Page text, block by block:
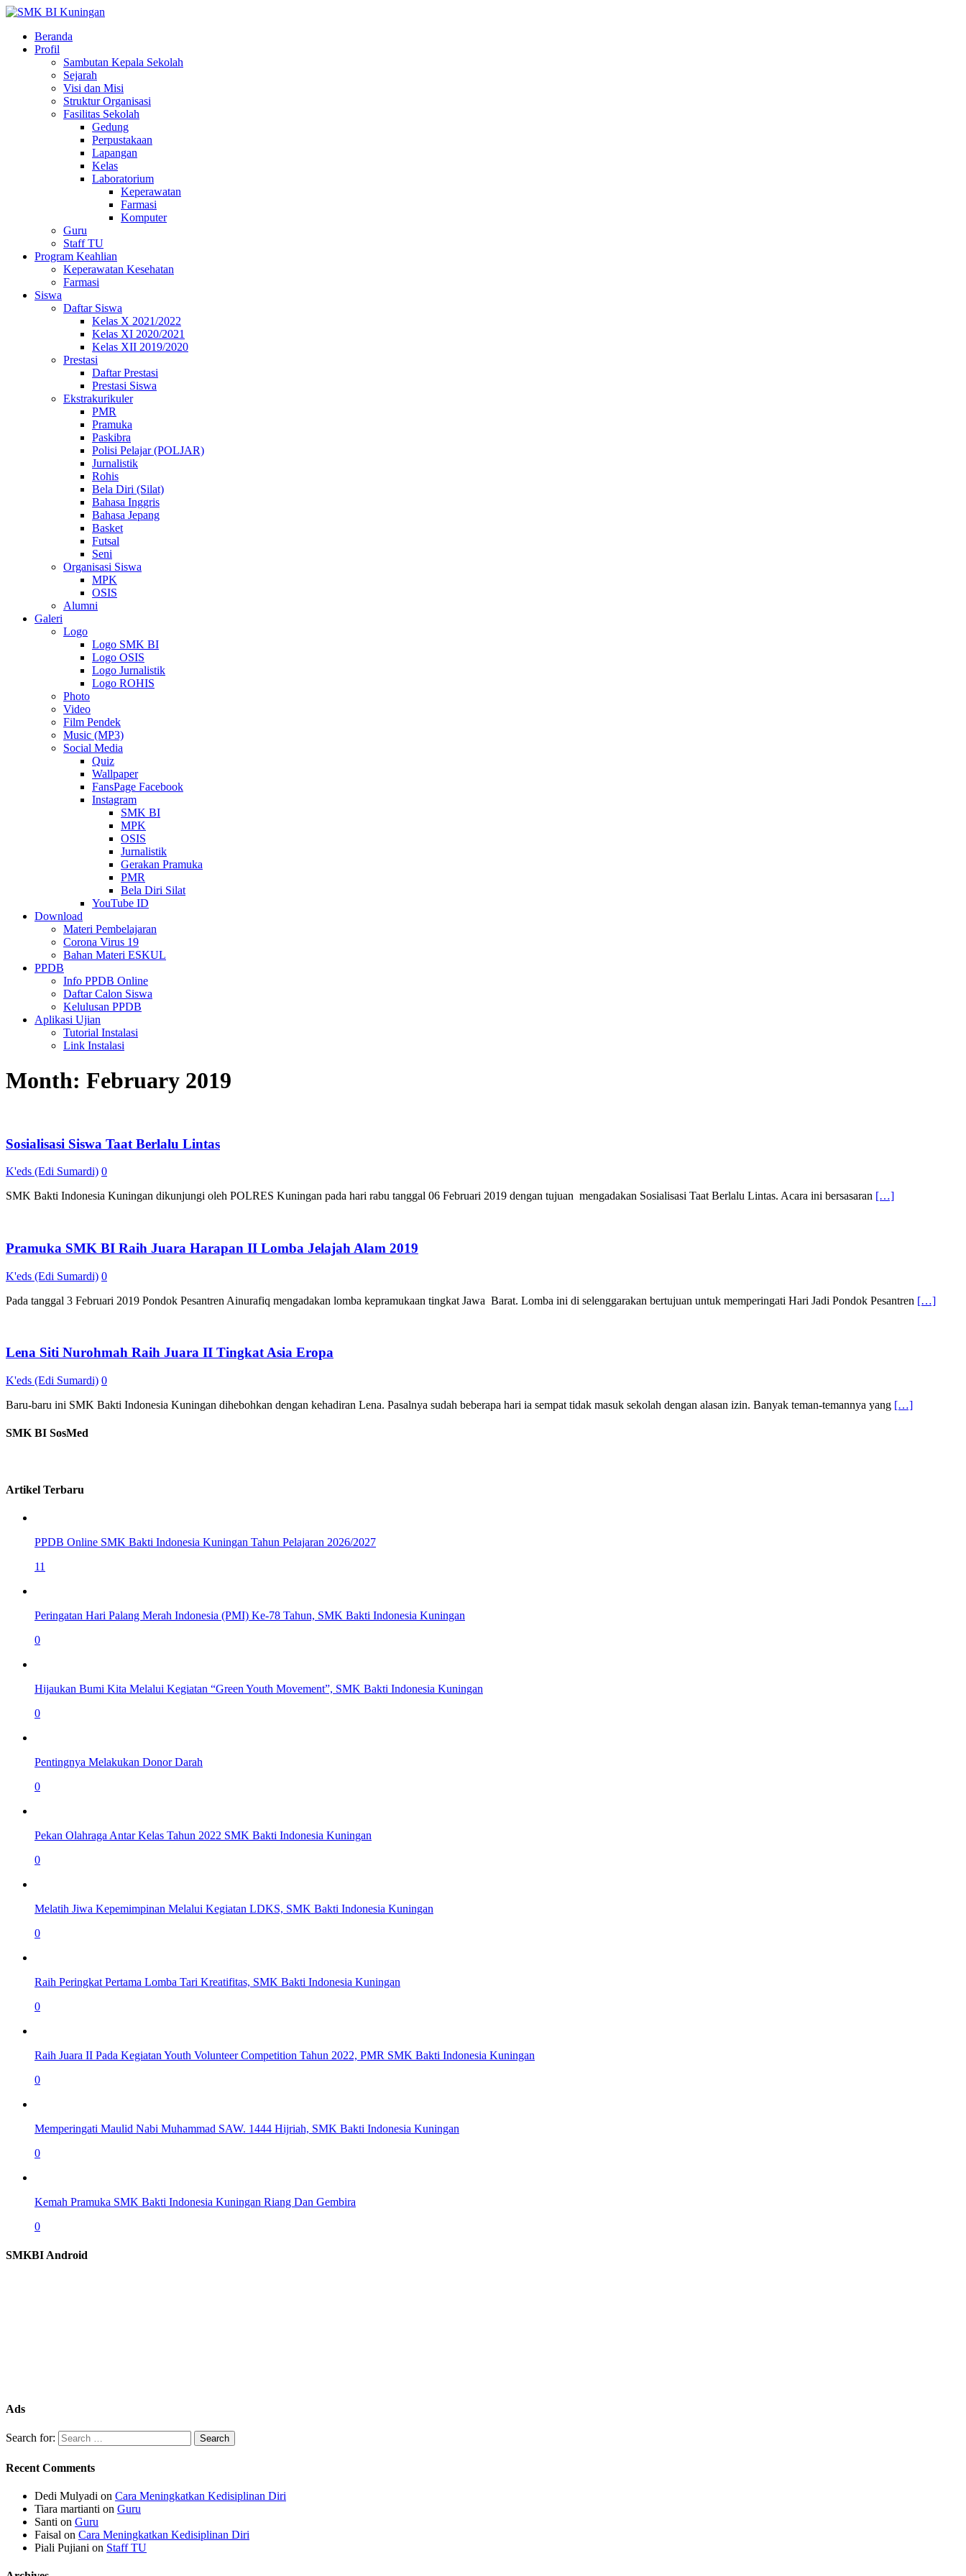
Beranda
Profil
Sambutan Kepala Sekolah
Sejarah
Visi dan Misi
Struktur Organisasi
Fasilitas Sekolah
Gedung
Perpustakaan
Lapangan
Kelas
Laboratorium
Keperawatan
Farmasi
Komputer
Guru
Staff TU
Program Keahlian
Keperawatan Kesehatan
Farmasi
Siswa
Daftar Siswa
Kelas X 2021/2022
Kelas XI 2020/2021
Kelas XII 2019/2020
Prestasi
Daftar Prestasi
Prestasi Siswa
Ekstrakurikuler
PMR
Pramuka
Paskibra
Polisi Pelajar (POLJAR)
Jurnalistik
Rohis
Bela Diri (Silat)
Bahasa Inggris
Bahasa Jepang
Basket
Futsal
Seni
Organisasi Siswa
MPK
OSIS
Alumni
Galeri
Logo
Logo SMK BI
Logo OSIS
Logo Jurnalistik
Logo ROHIS
Photo
Video
Film Pendek
Music (MP3)
Social Media
Quiz
Wallpaper
FansPage Facebook
Instagram
SMK BI
MPK
OSIS
Jurnalistik
Gerakan Pramuka
PMR
Bela Diri Silat
YouTube ID
Download
Materi Pembelajaran
Corona Virus 19
Bahan Materi ESKUL
PPDB
Info PPDB Online
Daftar Calon Siswa
Kelulusan PPDB
Aplikasi Ujian
Tutorial Instalasi
Link Instalasi
Month: February 2019
Sosialisasi Siswa Taat Berlalu Lintas
K'eds (Edi Sumardi) 0
SMK Bakti Indonesia Kuningan dikunjungi oleh POLRES Kuningan pada hari rabu tanggal 06 Februari 2019 dengan tujuan mengadakan Sosialisasi Taat Berlalu Lintas. Acara ini bersasaran […]
Pramuka SMK BI Raih Juara Harapan II Lomba Jelajah Alam 2019
K'eds (Edi Sumardi) 0
Pada tanggal 3 Februari 2019 Pondok Pesantren Ainurafiq mengadakan lomba kepramukaan tingkat Jawa Barat. Lomba ini di selenggarakan bertujuan untuk memperingati Hari Jadi Pondok Pesantren […]
Lena Siti Nurohmah Raih Juara II Tingkat Asia Eropa
K'eds (Edi Sumardi) 0
Baru-baru ini SMK Bakti Indonesia Kuningan dihebohkan dengan kehadiran Lena. Pasalnya sudah beberapa hari ia sempat tidak masuk sekolah dengan alasan izin. Banyak teman-temannya yang […]
SMK BI SosMed
Artikel Terbaru
PPDB Online SMK Bakti Indonesia Kuningan Tahun Pelajaran 2026/2027
11
Peringatan Hari Palang Merah Indonesia (PMI) Ke-78 Tahun, SMK Bakti Indonesia Kuningan
0
Hijaukan Bumi Kita Melalui Kegiatan “Green Youth Movement”, SMK Bakti Indonesia Kuningan
0
Pentingnya Melakukan Donor Darah
0
Pekan Olahraga Antar Kelas Tahun 2022 SMK Bakti Indonesia Kuningan
0
Melatih Jiwa Kepemimpinan Melalui Kegiatan LDKS, SMK Bakti Indonesia Kuningan
0
Raih Peringkat Pertama Lomba Tari Kreatifitas, SMK Bakti Indonesia Kuningan
0
Raih Juara II Pada Kegiatan Youth Volunteer Competition Tahun 2022, PMR SMK Bakti Indonesia Kuningan
0
Memperingati Maulid Nabi Muhammad SAW. 1444 Hijriah, SMK Bakti Indonesia Kuningan
0
Kemah Pramuka SMK Bakti Indonesia Kuningan Riang Dan Gembira
0
SMKBI Android
Ads
Search for:
Recent Comments
Dedi Mulyadi on Cara Meningkatkan Kedisiplinan Diri
Tiara martianti on Guru
Santi on Guru
Faisal on Cara Meningkatkan Kedisiplinan Diri
Piali Pujiani on Staff TU